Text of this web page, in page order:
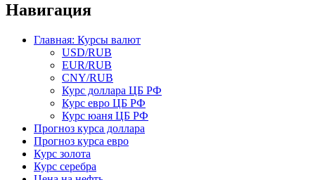
Навигация
Главная: Курсы валют
USD/RUB
EUR/RUB
CNY/RUB
Курс доллара ЦБ РФ
Курс евро ЦБ РФ
Курс юаня ЦБ РФ
Прогноз курса доллара
Прогноз курса евро
Курс золота
Курс серебра